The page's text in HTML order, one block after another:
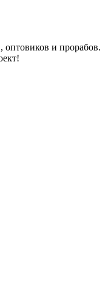
оптовиков и прорабов.